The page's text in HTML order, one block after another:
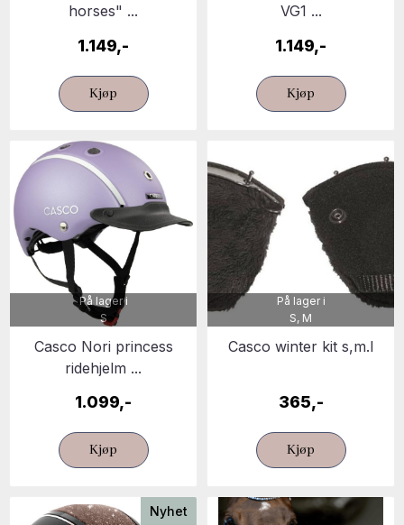
horses" ...
1.149,-
Kjøp
VG1 ...
1.149,-
Kjøp
På lager i
S
Casco Nori princess
ridehjelm ...
1.099,-
Kjøp
På lager i
S, M
Casco winter kit s,m.l
365,-
Kjøp
Nyhet